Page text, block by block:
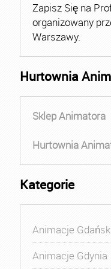
Zapisz Się na
organizowany
Warszawy.
Hurtownia
Sklep Animatora
Hurtownia
Kategorie
Animacje Gdańsk
Animacje Gdynia